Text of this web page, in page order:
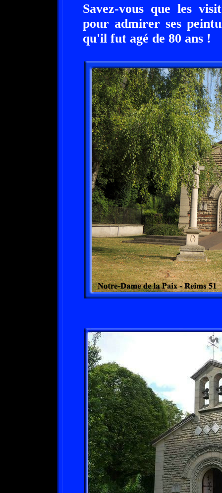
Savez-vous que les
pour admirer ses
qu'il fut agé de 80 ans !